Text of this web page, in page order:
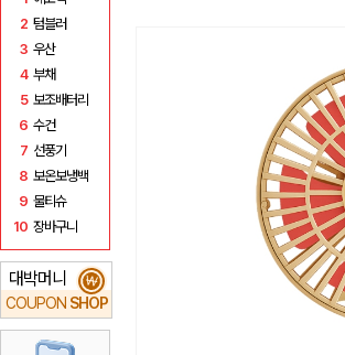
2 텀블러
3 우산
4 부채
5 보조배터리
6 수건
7 선풍기
8 보온보냉백
9 물티슈
10 장바구니
대박머니
COUPON SHOP
₩